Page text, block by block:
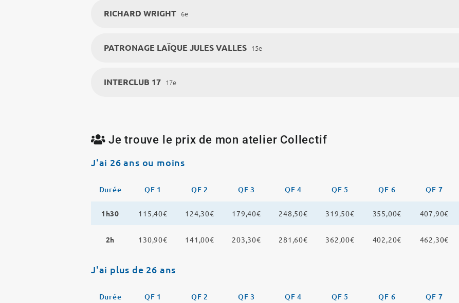
RICHARD WRIGHT 6e
PATRONAGE LAÏQUE JULES VALLES 15e
INTERCLUB 17 17e
Je trouve le prix de mon atelier Collectif
J'ai 26 ans ou moins
Durée QF 1 QF 2 QF 3 QF 4 QF 5 QF 6 QF 7
1h30 115,40€ 124,30€ 179,40€ 248,50€ 319,50€ 355,00€ 407,90€
2h 130,90€ 141,00€ 203,30€ 281,60€ 362,00€ 402,20€ 462,30€
J'ai plus de 26 ans
Durée QF 1 QF 2 QF 3 QF 4 QF 5 QF 6 QF 7